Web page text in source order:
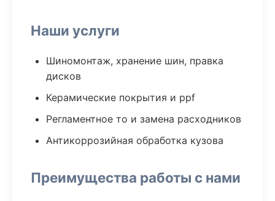
Наши услуги
Шиномонтаж, хранение шин, правка
дисков
Керамические покрытия и ppf
Регламентное то и замена расходников
Антикоррозийная обработка кузова
Преимущества работы с нами